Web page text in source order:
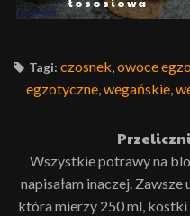
łososiowa
Tagi: czosnek,owoce
egzotyczne,wegańskie,
Wszystkie potrawy na
napisałam inaczej.
która mierzy 250 ml, kostki